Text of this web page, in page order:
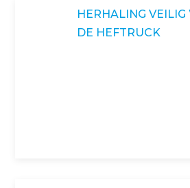
HERHALING
DE HEFTRUCK